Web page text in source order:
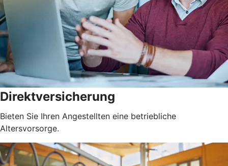
Direktversicherung
Bieten Sie Ihren Angestellten eine betriebliche
Altersvorsorge.